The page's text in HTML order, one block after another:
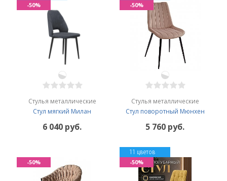
Стулья металлические
Стул мягкий Милан
6 040 руб.
-50%
Стулья металлические
Стул поворотный Мюнхен
5 760 руб.
-50%
-50%
11 цветов
-50%